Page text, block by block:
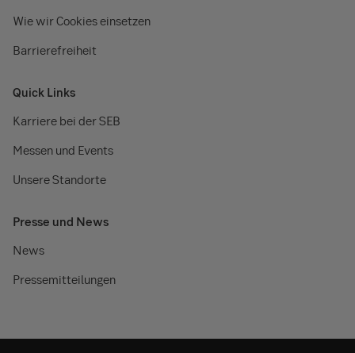
Wie wir Cookies einsetzen
Barrierefreiheit
Quick Links
Karriere bei der SEB
Messen und Events
Unsere Standorte
Presse und News
News
Pressemitteilungen